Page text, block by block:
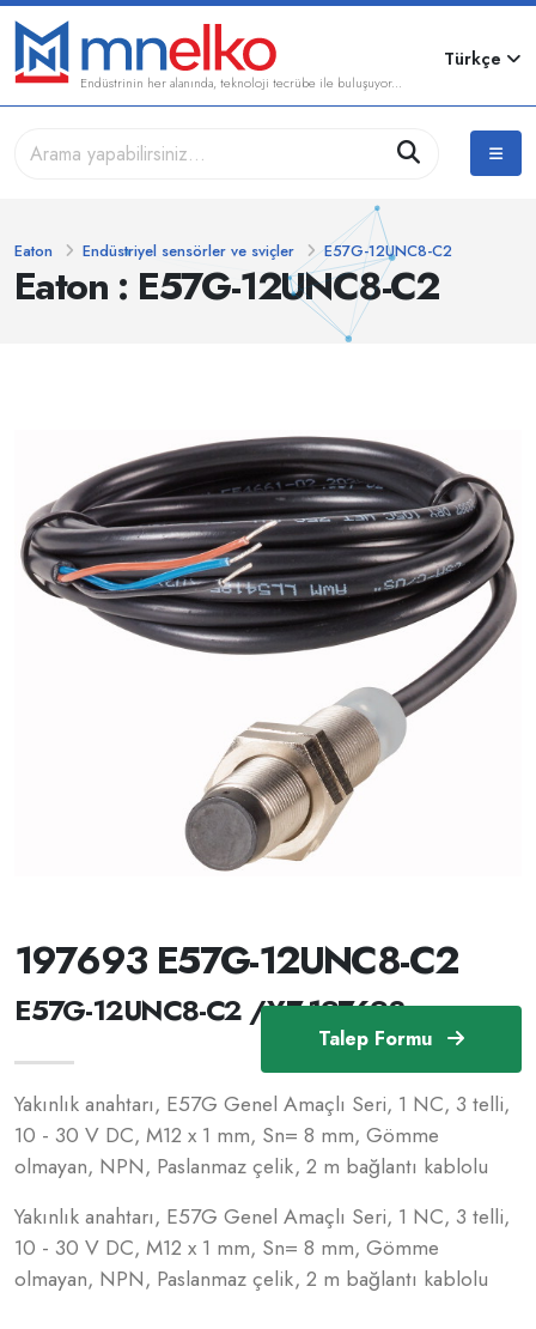
Endüstrinin her alanında, teknoloji tecrübe ile buluşuyor...
Türkçe
Eaton : E57G-12UNC8-C2
Eaton Endüstriyel sensörler ve sviçler E57G-12UNC8-C2
Talep Formu
197693 E57G-12UNC8-C2
E57G-12UNC8-C2 /Y7-197693
Yakınlık anahtarı, E57G Genel Amaçlı Seri, 1 NC, 3 telli,
10 - 30 V DC, M12 x 1 mm, Sn= 8 mm, Gömme
olmayan, NPN, Paslanmaz çelik, 2 m bağlantı kablolu
Yakınlık anahtarı, E57G Genel Amaçlı Seri, 1 NC, 3 telli,
10 - 30 V DC, M12 x 1 mm, Sn= 8 mm, Gömme
olmayan, NPN, Paslanmaz çelik, 2 m bağlantı kablolu